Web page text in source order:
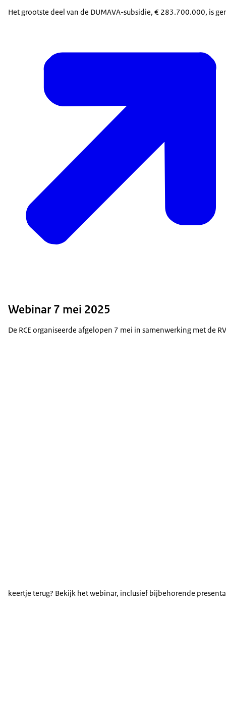
Het grootste deel van de DUMAVA-subsidie, € 283.700.000, is
Webinar 7 mei 2025
De RCE organiseerde afgelopen 7 mei in samenwerking met
keertje terug? Bekijk het webinar, inclusief bijbehorende